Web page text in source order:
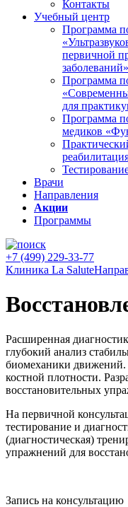
Контакты
Учебный центр
Программа
первичной
заболеваний»
Программа
для
Программа
медиков
Врачи
Направления
Акции
Программы
+7 (499) 229-33-77
Клиника La Salute
Расширенная
глубокий анализ
биомеханики
костной плотности.
восстановительных
На первичной
тестирование и
(диагностическая)
упражнений для
Запись на консультацию